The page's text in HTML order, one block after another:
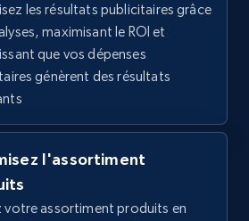
- Find new products by
URL
Currency, Gtin,
les résultats publicitaires grâce
maximisant le ROI et
que vos dépenses
génèrent des résultats
l'assortiment
votre assortiment produits en